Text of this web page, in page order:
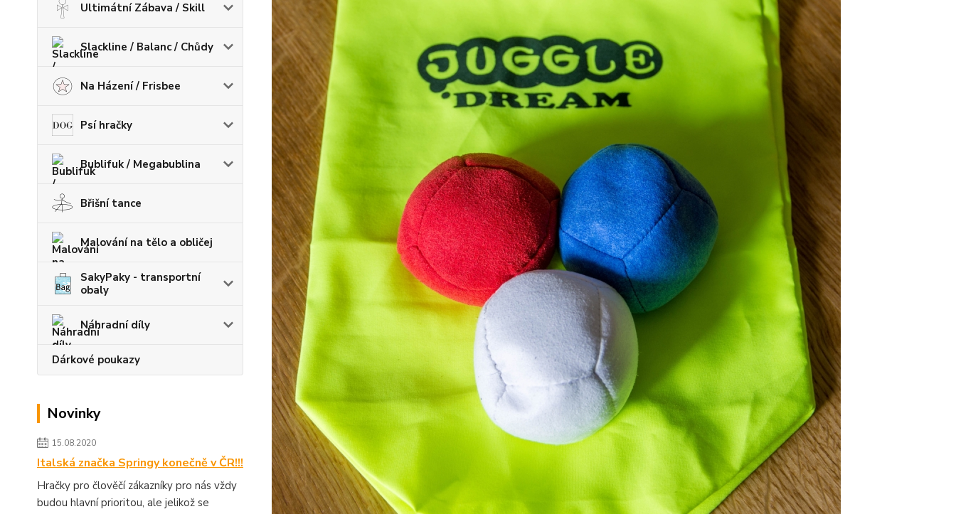
Ultimátní Zábava / Skill
Slackline / Balanc / Chůdy
Na Házení / Frisbee
Psí hračky
Bublifuk / Megabublina
Břišní tance
Malování na tělo a obličej
SakyPaky - transportní
obaly
Náhradní díly
Dárkové poukazy
Novinky
15.08.2020
Italská značka Springy konečně v ČR!!!
Hračky pro člověčí zákazníky pro nás vždy
budou hlavní prioritou, ale jelikož se